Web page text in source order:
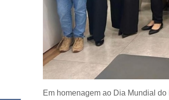
Em homenagem ao Dia Mundial